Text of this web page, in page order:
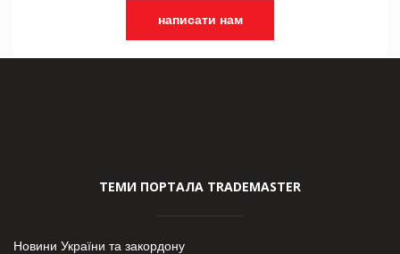
написати нам
ТЕМИ ПОРТАЛА TRADEMASTER
Новини України та закордону